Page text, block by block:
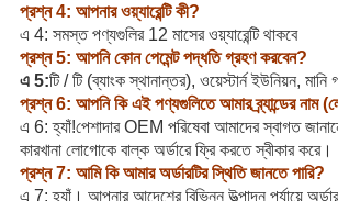
প্রশ্ন 4: আপনার ওয়্যারেন্টি কী?
এ 4: সমস্ত পণ্যগুলির 12 মাসের ওয়্যারেন্টি থাকবে
প্রশ্ন 5: আপনি কোন পেমেন্ট পদ্ধতি গ্রহণ করবেন?
এ 5:টি / টি (ব্যাংক স্থানান্তর), ওয়েস্টার্ন ইউনিয়ন, মানি
প্রশ্ন 6: আপনি কি এই পণ্যগুলিতে আমার ব্র্যান্ডের নাম
এ 6: হ্যাঁ!পেশাদার OEM পরিষেবা আমাদের স্বাগত
কারখানা লোগোকে বাল্ক অর্ডারে ফ্রি করতে স্বীকার করে।
প্রশ্ন 7: আমি কি আমার অর্ডারটির স্থিতি জানতে পারি?
এ 7: হ্যাঁ। আপনার আদেশের বিভিন্ন উত্পাদন পর্যায়ে